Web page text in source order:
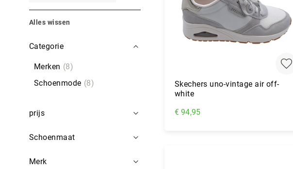
Skechers uno-vintage air off-
white
€ 94,95
Alles wissen
Categorie
Merken
8
Schoenmode
8
prijs
Schoenmaat
Merk